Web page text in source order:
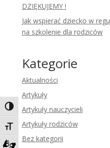
Toggle High Contrast
Toggle Font size
DZIĘKUJEMY !
Jak wspierać dziecko w
na szkolenie dla rodziców
Kategorie
Aktualności
Artykuły
Artykuły nauczycieli
Artykuły rodziców
Bez kategorii